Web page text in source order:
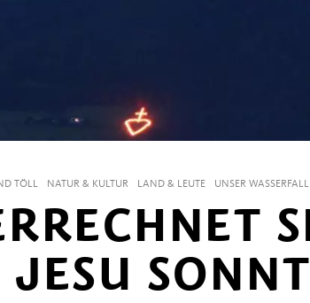
TÖLL NATUR & KULTUR LAND & LEUTE UNSER
JESU